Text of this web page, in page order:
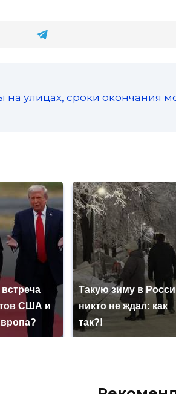
на улицах, сроки окончания
США и
Такую зиму в
никто не ждал: как
так?!